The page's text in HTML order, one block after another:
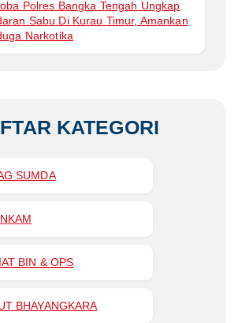
Polres Bangka Tengah Ungkap
Sabu Di Kurau Timur, Amankan
Narkotika
KATEGORI
SUMDA
BIN & OPS
BHAYANGKARA